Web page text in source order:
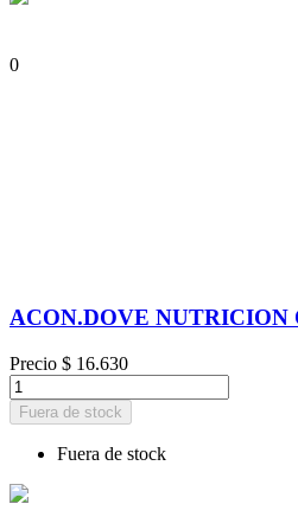
0
ACON.DOVE NUTRICION
Precio $ 16.630
Fuera de stock
Fuera de stock